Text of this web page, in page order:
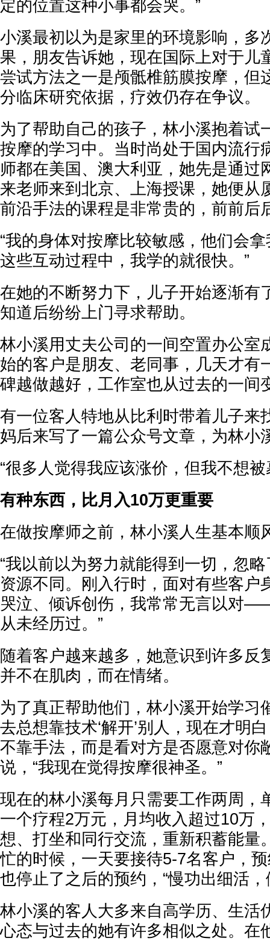
定的位置这种小事都会哭。”
小溪最初以为是家里的环境影响，多
果，朋友告诉她，现在国际上对于儿
尝试方法之一是颅骶椎筋膜按摩，但
分临床研究依据，疗效仍存在争议。
为了帮助自己的孩子，林小溪抱着试
按摩的学习中。当时尚处于国内流行
师都在美国、澳大利亚，她先是通过
来老师来到北京、上海授课，她便从
前沿手法的课程是非常贵的，前前后
“我的身体对按摩比较敏感，他们会
这些互动过程中，我学的就很快。”
在她的不断努力下，儿子开始逐渐有
知道后纷纷上门寻求帮助。
林小溪用丈夫公司的一间空置办公室
始的客户是朋友、老同事，几天才有
碑越做越好，工作室也从过去的一间
有一位客人特地从比利时带着儿子来
妈后来写了一篇公众号文章，为林小
“很多人觉得我应该涨价，但我不想
有种东西，比月入10万更重要
在做按摩师之前，林小溪人生基本顺
“我以前以为努力就能得到一切，忽
资源不同。刚入行时，面对有些客户
哭泣、倾诉创伤，我常常无言以对
从未经历过。”
随着客户越来越多，她意识到许多反
并不在肌肉，而在情绪。
为了真正帮助他们，林小溪开始学习
去总想靠技术‘解开’别人，现在才明
不靠手法，而是看对方是否愿意对你
说，“我现在觉得按摩很神圣。”
现在的林小溪每月只需要工作两周，
一个疗程2万元，月均收入超过10万
想、打坐和同行交流，重新积蓄能量
忙的时候，一天要接待5-7名客户，
也停止了之后的预约，“慢功出细活，
林小溪的客人大多来自高学历、生活
心态与过去的她有许多相似之处。在